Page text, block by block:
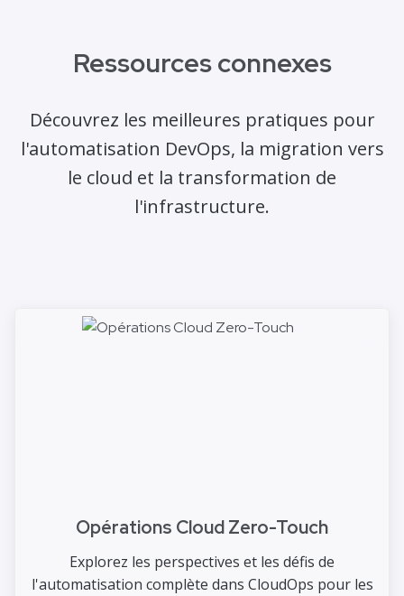
Ressources connexes
Découvrez les meilleures pratiques pour
l'automatisation DevOps, la migration vers
le cloud et la transformation de
l'infrastructure.
Opérations Cloud Zero-Touch
Explorez les perspectives et les défis de
l'automatisation complète dans CloudOps pour les